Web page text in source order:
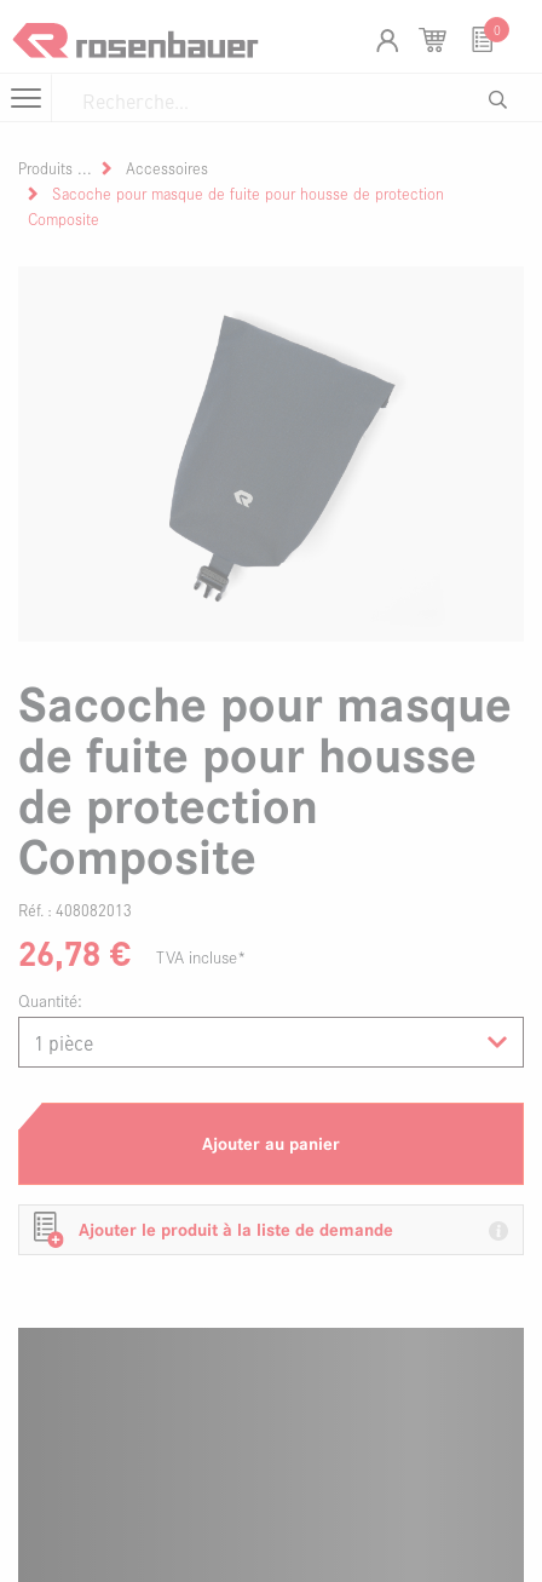
0
Produits
Accessoires
Sacoche pour masque de fuite pour housse de protection
Composite
Sacoche pour masque
de fuite pour housse
de protection
Composite
Réf. : 408082013
26,78 €
TVA incluse*
Quantité:
Ajouter au panier
Ajouter le produit à la liste de demande